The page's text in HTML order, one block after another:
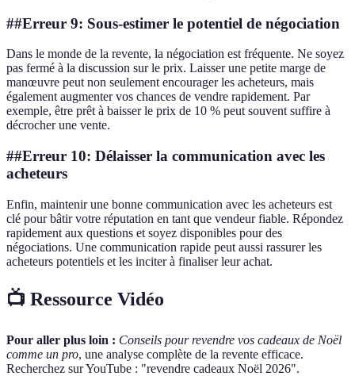
##Erreur 9: Sous-estimer le potentiel de négociation
Dans le monde de la revente, la négociation est fréquente. Ne soyez
pas fermé à la discussion sur le prix. Laisser une petite marge de
manœuvre peut non seulement encourager les acheteurs, mais
également augmenter vos chances de vendre rapidement. Par
exemple, être prêt à baisser le prix de 10 % peut souvent suffire à
décrocher une vente.
##Erreur 10: Délaisser la communication avec les
acheteurs
Enfin, maintenir une bonne communication avec les acheteurs est
clé pour bâtir votre réputation en tant que vendeur fiable. Répondez
rapidement aux questions et soyez disponibles pour des
négociations. Une communication rapide peut aussi rassurer les
acheteurs potentiels et les inciter à finaliser leur achat.
📺 Ressource Vidéo
Pour aller plus loin : Conseils pour revendre vos cadeaux de Noël
comme un pro, une analyse complète de la revente efficace.
Recherchez sur YouTube : "revendre cadeaux Noël 2026".